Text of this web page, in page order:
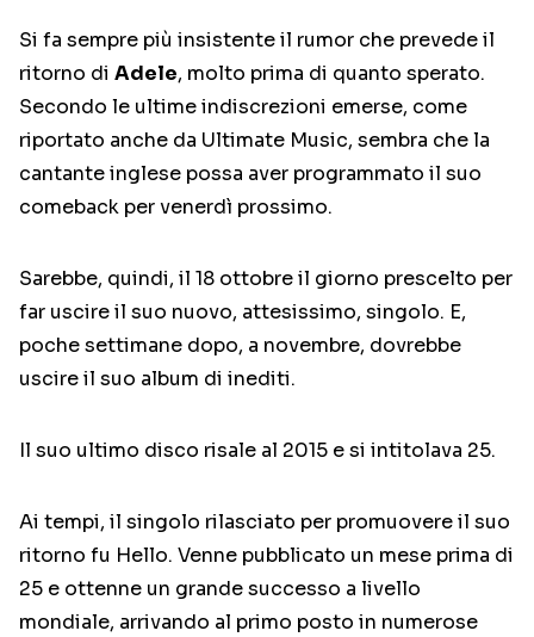
Si fa sempre più insistente il rumor che prevede il
ritorno di Adele, molto prima di quanto sperato.
Secondo le ultime indiscrezioni emerse, come
riportato anche da Ultimate Music, sembra che la
cantante inglese possa aver programmato il suo
comeback per venerdì prossimo.
Sarebbe, quindi, il 18 ottobre il giorno prescelto per
far uscire il suo nuovo, attesissimo, singolo. E,
poche settimane dopo, a novembre, dovrebbe
uscire il suo album di inediti.
Il suo ultimo disco risale al 2015 e si intitolava 25.
Ai tempi, il singolo rilasciato per promuovere il suo
ritorno fu Hello. Venne pubblicato un mese prima di
25 e ottenne un grande successo a livello
mondiale, arrivando al primo posto in numerose